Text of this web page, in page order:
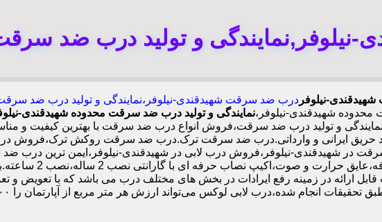
و تولید درب ضد سرقت
نیلوفر درب ضد سرقت شهیدقندی-نیلوفر ،نمایندگی و تولید درب ضد
شهیدقندی-نیلوفر،نمایندگی و تولید درب ضد سرقت محدوده شهیدقندی-
و تولید درب ضد سرقت،فروش انواع درب ضد سرقت با بهترین کیفیت و
ایرانی و وارداتی.درب ضد سرقت ترک.درب ضد سرقت روکش ترک،فروش درب
در شهیدقندی-نیلوفر،فروش درب لابی در شهیدقندی-نیلوفر،ایمن ترین درب
ارائه در زمینه رفع ایرادات در بخش های مختلف درب می باشد که با تعویض و